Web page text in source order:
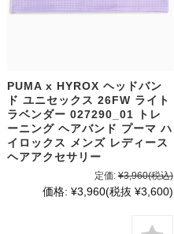
PUMA x HYROX ヘッドバン
ド ユニセックス 26FW ライト
ラベンダー 027290_01 トレ
ーニング ヘアバンド プーマ ハ
イロックス メンズ レディース
ヘアアクセサリー
定価: ¥3,960(税込)
価格: ¥3,960(税抜 ¥3,600)